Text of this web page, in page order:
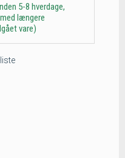
5-8 hverdage,
længere
vare)